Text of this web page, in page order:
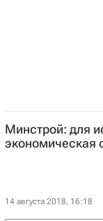
Минстрой: для
экономическая
14 августа 2018, 16:18